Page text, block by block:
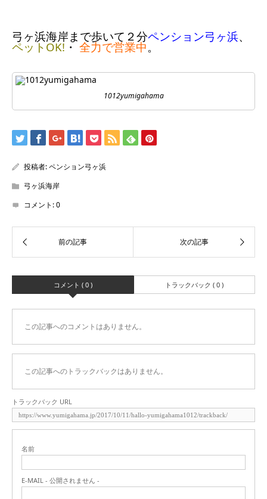
弓ヶ浜海岸まで歩いて２分ペンション弓ヶ浜、
ペットOK! ・ 全力で営業中。
1012yumigahama
投稿者:ペンション弓ヶ浜
弓ヶ浜海岸
コメント:0
コメント ( 0 ) トラックバック ( 0 )
この記事へのコメントはありません。
この記事へのトラックバックはありません。
トラックバック URL
名前
E-MAIL - 公開されません -